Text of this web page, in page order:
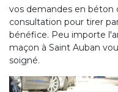
vos demandes en béton
consultation pour tirer
bénéfice. Peu importe
maçon à Saint Auban
soigné.